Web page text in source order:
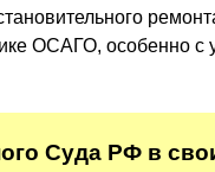
ОСАГО, особенно
Суда РФ в